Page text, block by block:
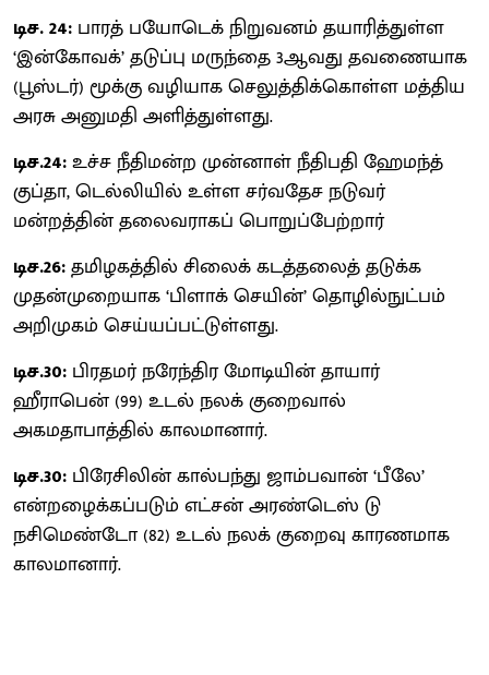
டிச. 24: பாரத் பயோடெக் நிறுவனம் தயாரித்துள்ள
‘இன்கோவக்’ தடுப்பு மருந்தை 3ஆவது தவணையாக
(பூஸ்டர்) மூக்கு வழியாக செலுத்திக்கொள்ள மத்திய
அரசு அனுமதி அளித்துள்ளது.
டிச.24:உச்ச நீதிமன்ற முன்னாள் நீதிபதி ஹேமந்த்
குப்தா, டெல்லியில் உள்ள சர்வதேச நடுவர்
மன்றத்தின் தலைவராகப் பொறுப்பேற்றார்
டிச.26:தமிழகத்தில் சிலைக் கடத்தலைத் தடுக்க
முதன்முறையாக ‘பிளாக் செயின்’ தொழில்நுட்பம்
அறிமுகம் செய்யப்பட்டுள்ளது.
டிச.30: பிரதமர் நரேந்திர மோடியின் தாயார்
ஹீராபென் (99) உடல் நலக் குறைவால்
அகமதாபாத்தில் காலமானார்.
டிச.30: பிரேசிலின் கால்பந்து ஜாம்பவான் ‘பீலே’
என்றழைக்கப்படும் எட்சன் அரண்டெஸ் டு
நசிமெண்டோ (82) உடல் நலக் குறைவு காரணமாக
காலமானார்.